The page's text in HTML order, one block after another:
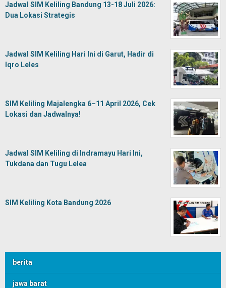
Jadwal SIM Keliling Bandung 13-18 Juli 2026:
Dua Lokasi Strategis
Jadwal SIM Keliling Hari Ini di Garut, Hadir di
Iqro Leles
SIM Keliling Majalengka 6–11 April 2026, Cek
Lokasi dan Jadwalnya!
Jadwal SIM Keliling di Indramayu Hari Ini,
Tukdana dan Tugu Lelea
SIM Keliling Kota Bandung 2026
berita
jawa barat